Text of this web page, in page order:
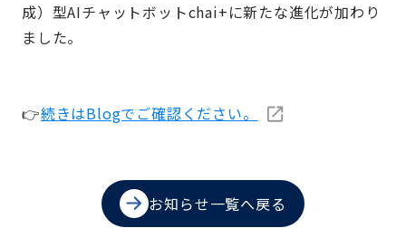
成）型AIチャットボットchai+に新たな進化が加わり
ました。
👉続きはBlogでご確認ください。
お知らせ一覧へ戻る